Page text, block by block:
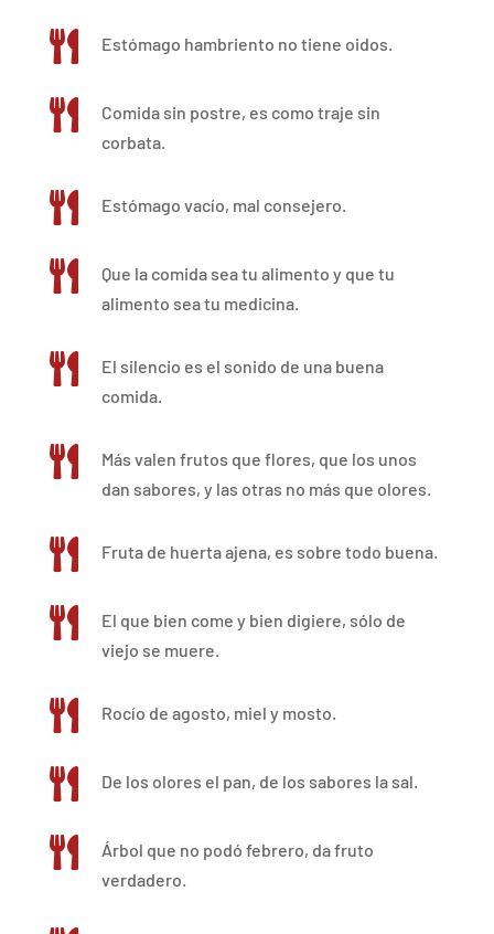
 Estómago hambriento no tiene oidos.

Comida sin postre, es como traje sin
corbata.
 Estómago vacío, mal consejero.

Que la comida sea tu alimento y que tu
alimento sea tu medicina.

El silencio es el sonido de una buena
comida.

Más valen frutos que flores, que los unos
dan sabores, y las otras no más que olores.
 Fruta de huerta ajena, es sobre todo buena.

El que bien come y bien digiere, sólo de
viejo se muere.
 Rocío de agosto, miel y mosto.
 De los olores el pan, de los sabores la sal.

Árbol que no podó febrero, da fruto
verdadero.